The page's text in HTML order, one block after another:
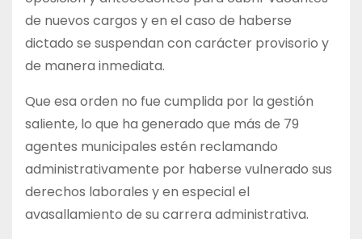
de nuevos cargos y en el caso de haberse
dictado se suspendan con carácter provisorio y
de manera inmediata.
Que esa orden no fue cumplida por la gestión
saliente, lo que ha generado que más de 79
agentes municipales estén reclamando
administrativamente por haberse vulnerado sus
derechos laborales y en especial el
avasallamiento de su carrera administrativa.